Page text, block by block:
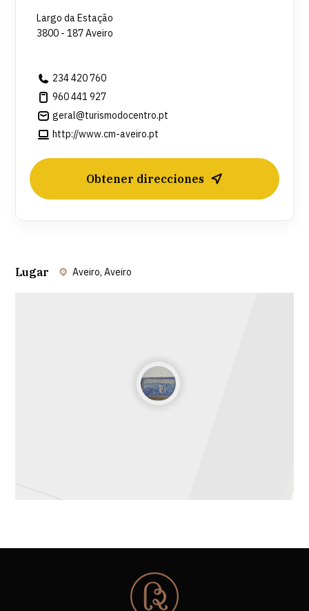
Largo da Estação
3800 - 187 Aveiro
234 420 760
960 441 927
geral@turismodocentro.pt
http://www.cm-aveiro.pt
Obtener direcciones
Lugar Aveiro, Aveiro